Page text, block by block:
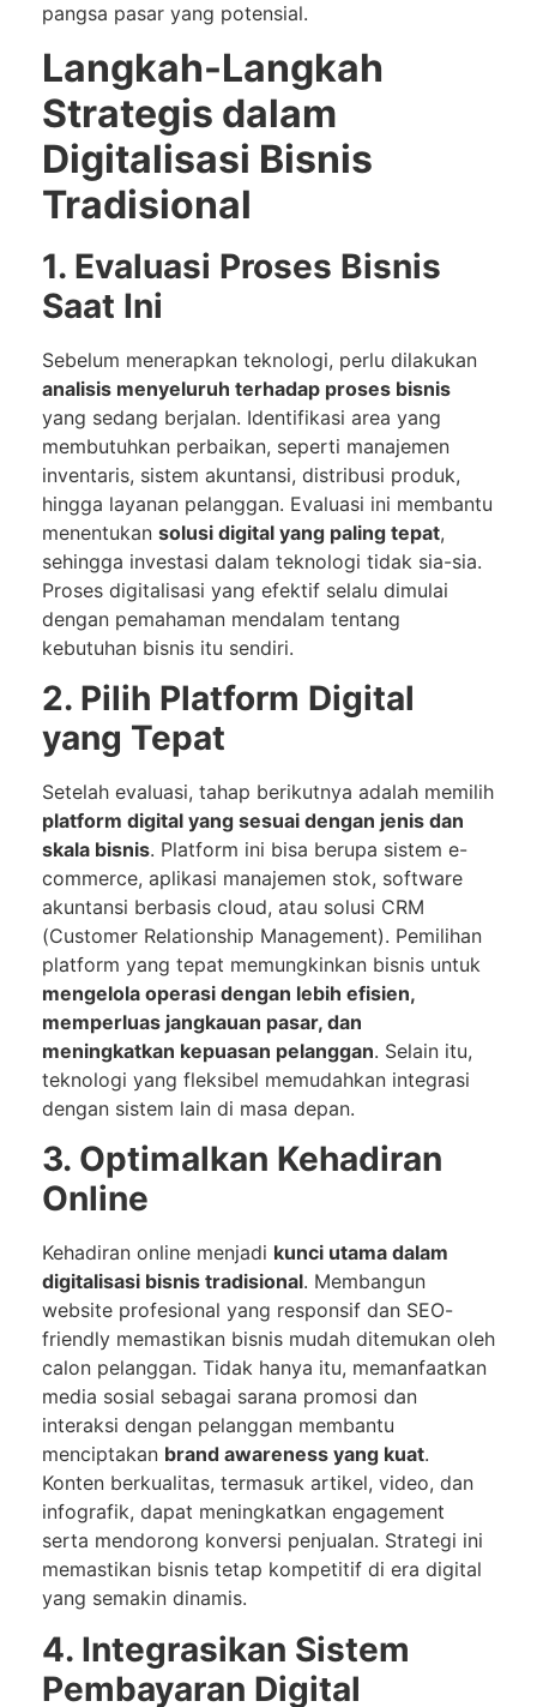
pangsa pasar yang potensial.
Langkah-Langkah
Strategis dalam
Digitalisasi Bisnis
Tradisional
1. Evaluasi Proses Bisnis
Saat Ini
Sebelum menerapkan teknologi, perlu dilakukan
analisis menyeluruh terhadap proses bisnis
yang sedang berjalan. Identifikasi area yang
membutuhkan perbaikan, seperti manajemen
inventaris, sistem akuntansi, distribusi produk,
hingga layanan pelanggan. Evaluasi ini membantu
menentukan solusi digital yang paling tepat,
sehingga investasi dalam teknologi tidak sia-sia.
Proses digitalisasi yang efektif selalu dimulai
dengan pemahaman mendalam tentang
kebutuhan bisnis itu sendiri.
2. Pilih Platform Digital
yang Tepat
Setelah evaluasi, tahap berikutnya adalah memilih
platform digital yang sesuai dengan jenis dan
skala bisnis. Platform ini bisa berupa sistem e-
commerce, aplikasi manajemen stok, software
akuntansi berbasis cloud, atau solusi CRM
(Customer Relationship Management). Pemilihan
platform yang tepat memungkinkan bisnis untuk
mengelola operasi dengan lebih efisien,
memperluas jangkauan pasar, dan
meningkatkan kepuasan pelanggan. Selain itu,
teknologi yang fleksibel memudahkan integrasi
dengan sistem lain di masa depan.
3. Optimalkan Kehadiran
Online
Kehadiran online menjadi kunci utama dalam
digitalisasi bisnis tradisional. Membangun
website profesional yang responsif dan SEO-
friendly memastikan bisnis mudah ditemukan oleh
calon pelanggan. Tidak hanya itu, memanfaatkan
media sosial sebagai sarana promosi dan
interaksi dengan pelanggan membantu
menciptakan brand awareness yang kuat.
Konten berkualitas, termasuk artikel, video, dan
infografik, dapat meningkatkan engagement
serta mendorong konversi penjualan. Strategi ini
memastikan bisnis tetap kompetitif di era digital
yang semakin dinamis.
4. Integrasikan Sistem
Pembayaran Digital